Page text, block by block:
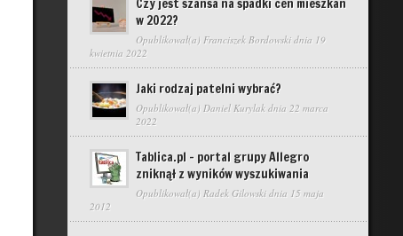
Czy jest szansa na spadki cen mieszkan
w 2022?
Opublikował(a) Franciszek Bordowskidnia 19
kwietnia 2022
Jaki rodzaj patelni wybrać?
Opublikował(a) Daniel Kurylakdnia 22 marca
2022
Tablica.pl – portal grupy Allegro
zniknął z wyników wyszukiwania
Opublikował(a) Radek Gilowskidnia 15 maja
2012